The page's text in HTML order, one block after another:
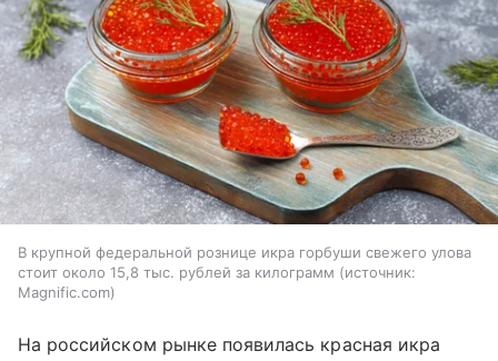
В крупной федеральной рознице икра горбуши свежего улова
стоит около 15,8 тыс. рублей за килограмм
источник:
Magnific.com
На российском рынке появилась красная икра